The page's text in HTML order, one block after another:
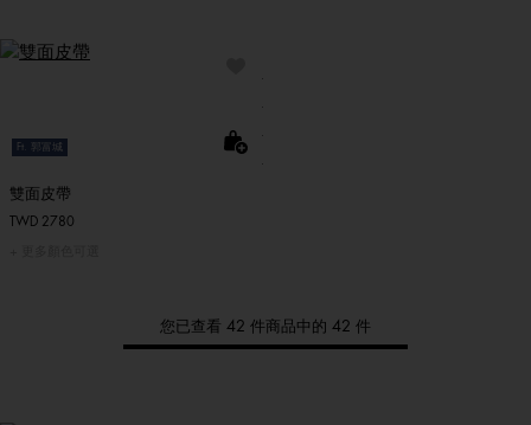
Ft. 郭富城
雙面皮帶
TWD 2780
您已查看 42 件商品中的 42 件